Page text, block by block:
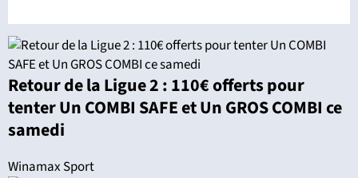
Retour de la Ligue 2 : 110€ offerts pour
tenter Un COMBI SAFE et Un GROS COMBI ce
samedi
Winamax Sport